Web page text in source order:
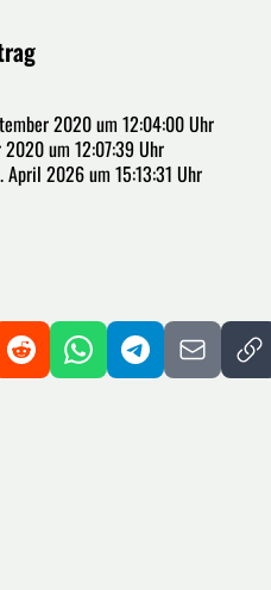
2020 um 12:04:00 Uhr
2020 um 12:07:39 Uhr
April 2026 um 15:13:31 Uhr